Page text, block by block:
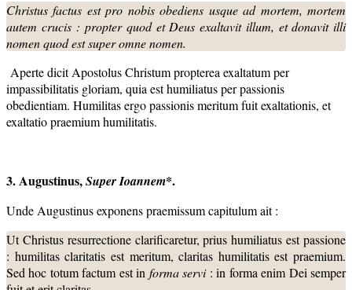
Christus factus est pro nobis obediens usque ad mortem, mortem
autem crucis : propter quod et Deus exaltavit illum, et donavit illi
nomen quod est super omne nomen.
Aperte dicit Apostolus Christum propterea exaltatum per
impassibilitatis gloriam, quia est humiliatus per passionis
obedientiam. Humilitas ergo passionis meritum fuit exaltationis, et
exaltatio praemium humilitatis.
3. Augustinus,Super Ioannem*.
Unde Augustinus exponens praemissum capitulum ait :
Ut Christus resurrectione clarificaretur, prius humiliatus est passione
: humilitas claritatis est meritum, claritas humilitatis est praemium.
Sed hoc totum factum est in forma servi : in forma enim Dei semper